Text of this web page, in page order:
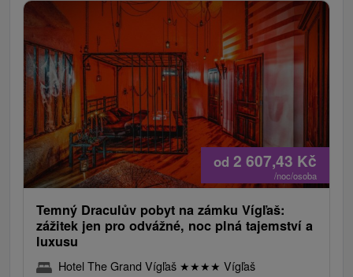
od 2 607,43 Kč
/noc/osoba
Temný Draculův pobyt na zámku Vígľaš:
zážitek jen pro odvážné, noc plná tajemství a
luxusu
Hotel The Grand Vígľaš ★★★★ Vígľaš